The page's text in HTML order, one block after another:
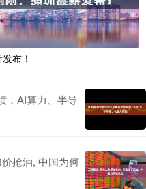
布！
，AI算力、半导
抢油, 中国为何